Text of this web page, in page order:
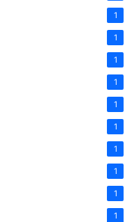
1
1
1
1
1
1
1
1
1
1